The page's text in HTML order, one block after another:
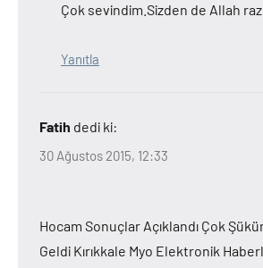
Çok sevindim.Sizden de Allah
Yanıtla
Fatih dedi ki:
30 Ağustos 2015, 12:33
Hocam Sonuçlar Açıklandı Çok
Geldi Kırıkkale Myo Elektronik